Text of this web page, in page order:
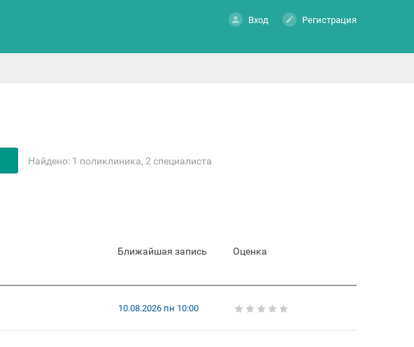
Вход Регистрация
Найдено: 1 поликлиника, 2 специалиста
Ближайшая запись Оценка
10.08.2026 пн 10:00